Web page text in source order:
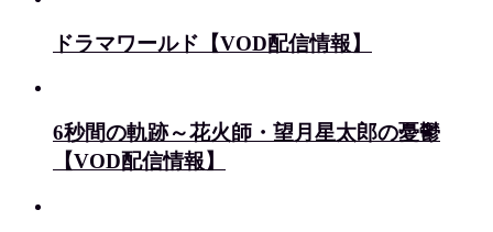
ドラマワールド【VOD配信情報】
6秒間の軌跡～花火師・望月星太郎の憂鬱
【VOD配信情報】